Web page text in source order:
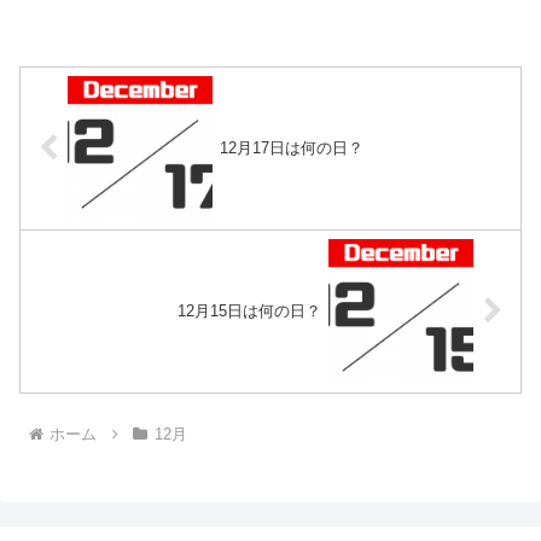
12月17日は何の日？
12月15日は何の日？
ホーム 12月